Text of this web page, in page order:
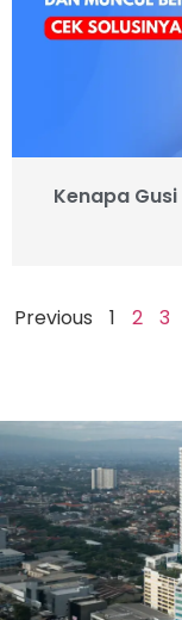
Kenapa
Previous 1 2 3